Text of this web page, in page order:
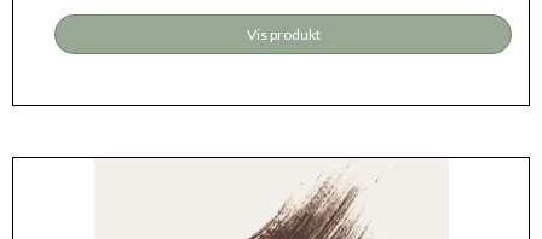
Vis produkt